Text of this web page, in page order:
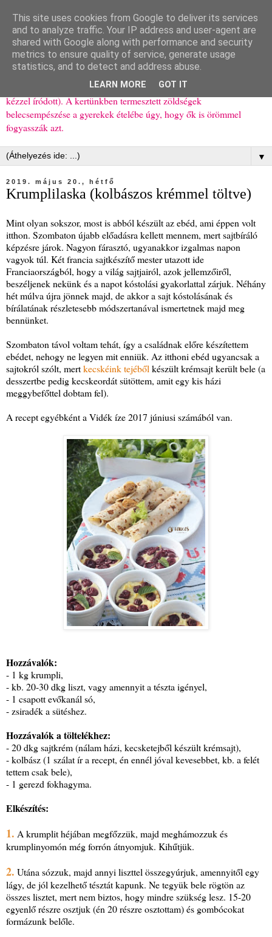
Ízőrző
Kisgyerekes család kipróbált, többnyire egészséges ételeket
bemutató receptjei a mindennapokra (mert a papírfecniket folyton
elhagyom) és gyerekeimnek ajándékba (mint régen, csak ez nem
kézzel íródott). A kertünkben termesztett zöldségek
belecsempészése a gyerekek ételébe úgy, hogy ők is örömmel
fogyasszák azt.
▼
2019. május 20., hétfő
Krumplilaska (kolbászos krémmel töltve)
Mint olyan sokszor, most is abból készült az ebéd, ami éppen volt
itthon. Szombaton újabb előadásra kellett mennem, mert sajtbíráló
képzésre járok. Nagyon fárasztó, ugyanakkor izgalmas napon
vagyok túl. Két francia sajtkészítő mester utazott ide
Franciaországból, hogy a világ sajtjairól, azok jellemzőiről,
beszéljenek nekünk és a napot kóstolási gyakorlattal zárjuk. Néhány
hét múlva újra jönnek majd, de akkor a sajt kóstolásának és
bírálatának részletesebb módszertanával ismertetnek majd meg
bennünket.
Szombaton távol voltam tehát, így a családnak előre készítettem
ebédet, nehogy ne legyen mit enniük. Az itthoni ebéd ugyancsak a
sajtokról szólt, mertkecskéink tejéből készült krémsajt került bele (a
desszertbe pedig kecskeordát sütöttem, amit egy kis házi
meggybefőttel dobtam fel).
A recept egyébként a Vidék íze 2017 júniusi számából van.
Hozzávalók:
- 1 kg krumpli,
- kb. 20-30 dkg liszt, vagy amennyit a tészta igényel,
- 1 csapott evőkanál só,
- zsiradék a sütéshez.
Hozzávalók a töltelékhez:
- 20 dkg sajtkrém (nálam házi, kecsketejből készült krémsajt),
- kolbász (1 szálat ír a recept, én ennél jóval kevesebbet, kb. a felét
tettem csak bele),
- 1 gerezd fokhagyma.
Elkészítés:
1. A krumplit héjában megfőzzük, majd meghámozzuk és
krumplinyomón még forrón átnyomjuk. Kihűtjük.
2. Utána sózzuk, majd annyi liszttel összegyúrjuk, amennyitől egy
lágy, de jól kezelhető tésztát kapunk. Ne tegyük bele rögtön az
összes lisztet, mert nem biztos, hogy mindre szükség lesz. 15-20
egyenlő részre osztjuk (én 20 részre osztottam) és gombócokat
formázunk belőle.
This site uses cookies from Google to deliver its services
and to analyze traffic. Your IP address and user-agent are
shared with Google along with performance and security
metrics to ensure quality of service, generate usage
statistics, and to detect and address abuse.
LEARN MORE GOT IT